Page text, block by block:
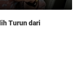
Turun dari